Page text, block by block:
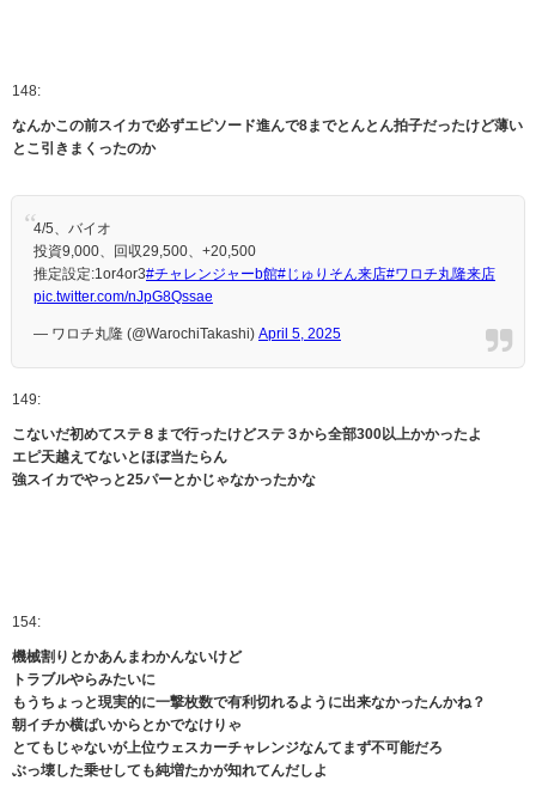
148:
なんかこの前スイカで必ずエピソード進んで8までとんとん拍子だったけど薄い
とこ引きまくったのか
4/5、バイオ
投資9,000、回収29,500、+20,500
推定設定:1or4or3#チャレンジャーb館#じゅりそん来店#ワロチ丸隆来店
pic.twitter.com/nJpG8Qssae
— ワロチ丸隆 (@WarochiTakashi) April 5, 2025
149:
こないだ初めてステ８まで行ったけどステ３から全部300以上かかったよ
エピ天越えてないとほぼ当たらん
強スイカでやっと25パーとかじゃなかったかな
154:
機械割りとかあんまわかんないけど
トラブルやらみたいに
もうちょっと現実的に一撃枚数で有利切れるように出来なかったんかね？
朝イチか横ばいからとかでなけりゃ
とてもじゃないが上位ウェスカーチャレンジなんてまず不可能だろ
ぶっ壊した乗せしても純増たかが知れてんだしよ